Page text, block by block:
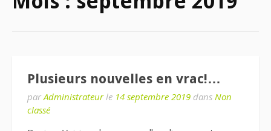
Plusieurs nouvelles en vrac!…
parAdministrateurle 14 septembre 2019 dans Non
classé